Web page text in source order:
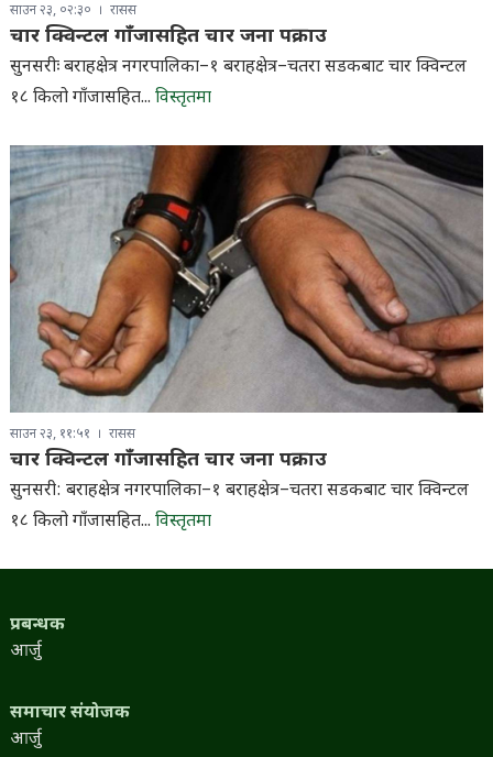
साउन २३, ०२:३० रासस
चार क्विन्टल गाँजासहित चार जना पक्राउ
सुनसरीः बराहक्षेत्र नगरपालिका–१ बराहक्षेत्र–चतरा सडकबाट चार क्विन्टल
१८ किलो गाँजासहित... विस्तृतमा
साउन २३, ११:५१ रासस
चार क्विन्टल गाँजासहित चार जना पक्राउ
सुनसरी: बराहक्षेत्र नगरपालिका–१ बराहक्षेत्र–चतरा सडकबाट चार क्विन्टल
१८ किलो गाँजासहित... विस्तृतमा
प्रबन्धक
आर्जु
समाचार संयोजक
आर्जु